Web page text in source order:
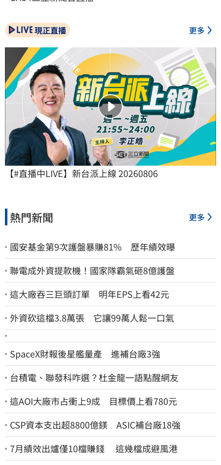
現正直播 更多
【#直播中LIVE】新台派上線 20260806
熱門新聞 更多
國安基金第9次護盤暴賺81% 歷年績效曝
聯電成外資提款機！國家隊霸氣砸8億護盤
這大廠吞三巨頭訂單 明年EPS上看42元
外資砍這檔3.8萬張 它讓99萬人鬆一口氣
SpaceX財報後星艦量產 進補台廠3強
台積電、聯發科咋選？杜金龍一語點醒網友
這AOI大廠市占衝上9成 目標價上看780元
CSP資本支出超8800億鎂 ASIC補台廠18強
7月績效出爐僅10檔賺錢 這幾檔成避風港